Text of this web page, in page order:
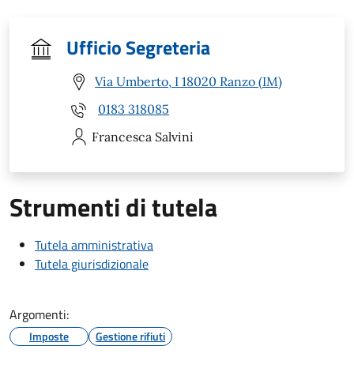
Ufficio Segreteria
Via Umberto, I 18020 Ranzo (IM)
0183 318085
Francesca Salvini
Strumenti di tutela
Tutela amministrativa
Tutela giurisdizionale
Argomenti:
Imposte Gestione rifiuti